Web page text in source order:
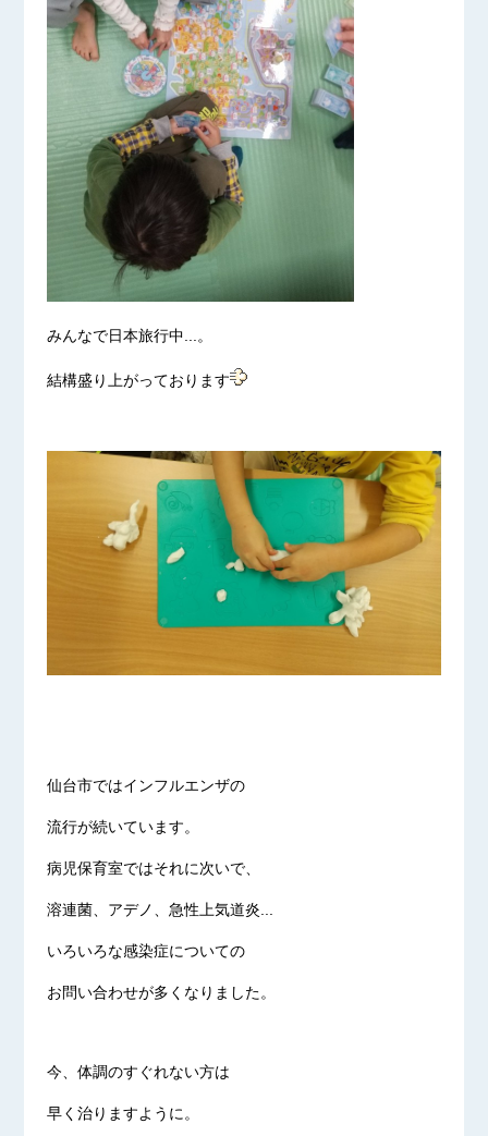
みんなで日本旅行中...。
結構盛り上がっております
仙台市ではインフルエンザの
流行が続いています。
病児保育室ではそれに次いで、
溶連菌、アデノ、急性上気道炎...
いろいろな感染症についての
お問い合わせが多くなりました。
今、体調のすぐれない方は
早く治りますように。